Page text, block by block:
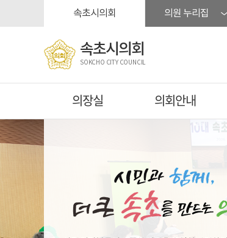
속초시의회 의원 누리집
속초시의회
SOKCHO CITY COUNCIL
의장실 의회안내